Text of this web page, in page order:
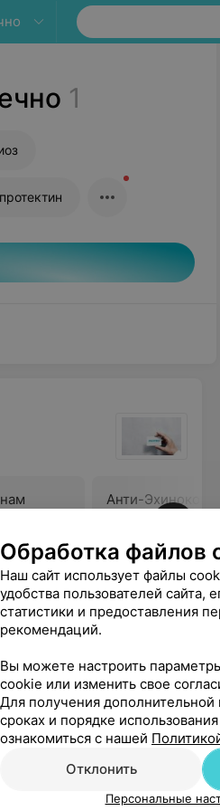
1
Анти-Эхинококк-
17,14 руб.
. Однозначно буду обращаться ещё раз!) Еще
Обработка файлов
Наш сайт использует файлы
удобства пользователей сайта,
статистики и предоставления
рекомендаций.
Вы можете настроить
cookie или изменить свое
Для получения
сроках и порядке
ознакомиться с нашей
Отклонить
Персональные